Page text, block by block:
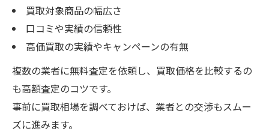
買取対象商品の幅広さ
口コミや実績の信頼性
高価買取の実績やキャンペーンの有無
複数の業者に無料査定を依頼し、買取価格を比較するの
も高額査定のコツです。
事前に買取相場を調べておけば、業者との交渉もスムー
ズに進みます。